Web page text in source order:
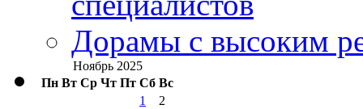
Дорамы с высоким
Ноябрь 2025
Пн Вт Ср Чт Пт Сб Вс
1
2